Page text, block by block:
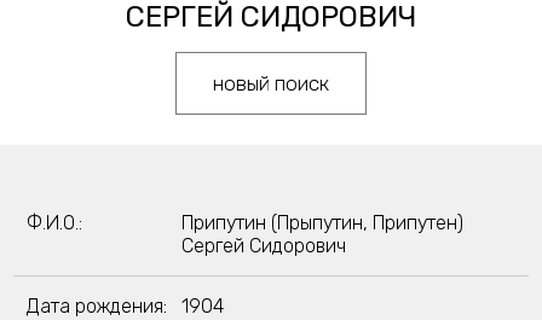
СЕРГЕЙ СИДОРОВИЧ
новый поиск
Ф.И.О.:
Припутин (Прыпутин, Припутен)
Сергей Сидорович
Дата рождения: 1904